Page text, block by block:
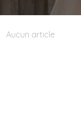
Aucun article